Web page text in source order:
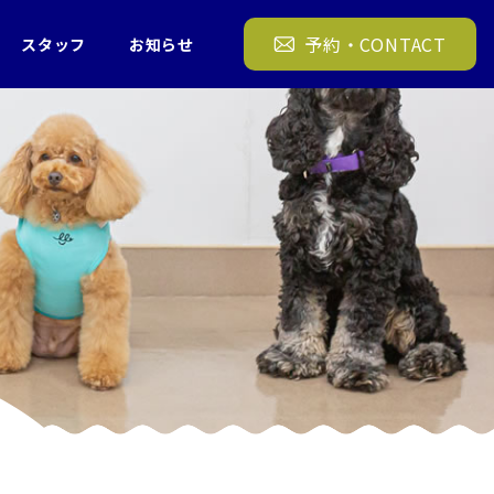
スタッフ お知らせ 予約・CONTACT
タクト 犬の幼稚園 FREEWAN 19/10/3